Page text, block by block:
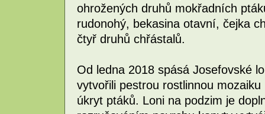
ohrožených druhů mokřadních
rudonohý, bekasina otavní, čejka
čtyř druhů chřástalů.
Od ledna 2018 spásá Josefovské
vytvořili pestrou rostlinnou
úkryt ptáků. Loni na podzim je